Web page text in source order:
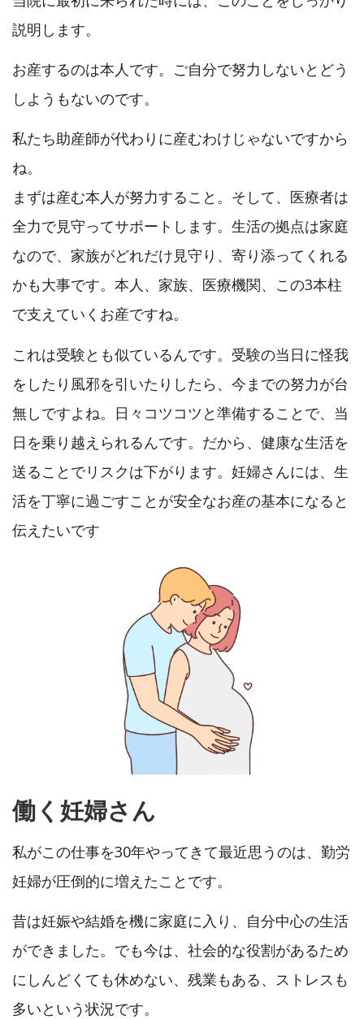
説明します。
お産するのは本人です。ご自分で努力しないとどう
しようもないのです。
私たち助産師が代わりに産むわけじゃないですから
ね。
まずは産む本人が努力すること。そして、医療者は
全力で見守ってサポートします。生活の拠点は家庭
なので、家族がどれだけ見守り、寄り添ってくれる
かも大事です。本人、家族、医療機関、この3本柱
で支えていくお産ですね。
これは受験とも似ているんです。受験の当日に怪我
をしたり風邪を引いたりしたら、今までの努力が台
無しですよね。日々コツコツと準備することで、当
日を乗り越えられるんです。だから、健康な生活を
送ることでリスクは下がります。妊婦さんには、生
活を丁寧に過ごすことが安全なお産の基本になると
伝えたいです
働く妊婦さん
私がこの仕事を30年やってきて最近思うのは、勤労
妊婦が圧倒的に増えたことです。
昔は妊娠や結婚を機に家庭に入り、自分中心の生活
ができました。でも今は、社会的な役割があるため
にしんどくても休めない、残業もある、ストレスも
多いという状況です。